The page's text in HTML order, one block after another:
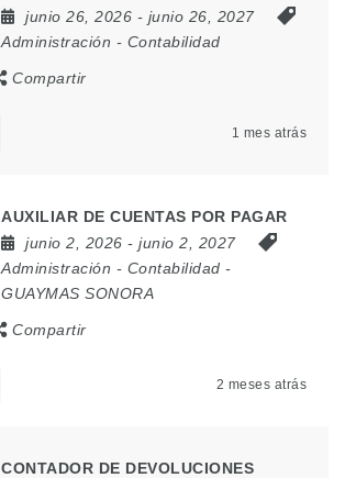
junio 26, 2026 - junio 26, 2027
Administración - Contabilidad
Compartir
1 mes atrás
AUXILIAR DE CUENTAS POR PAGAR
junio 2, 2026 - junio 2, 2027
Administración - Contabilidad -
GUAYMAS SONORA
Compartir
2 meses atrás
CONTADOR DE DEVOLUCIONES